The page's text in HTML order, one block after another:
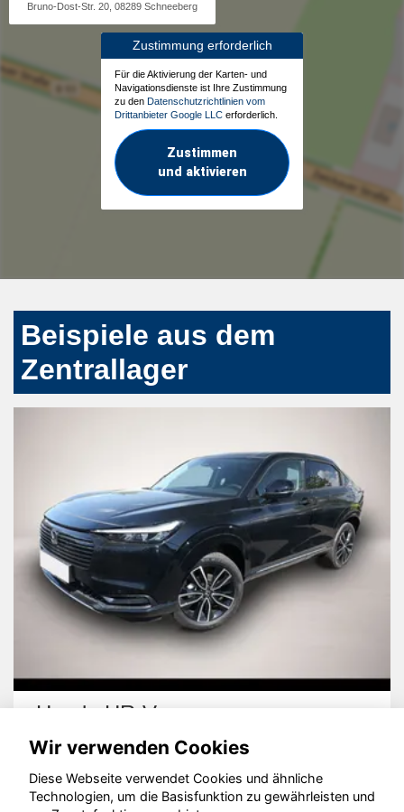
Bruno-Dost-Str. 20, 08289 Schneeberg
Zustimmung erforderlich
Für die Aktivierung der Karten- und
Navigationsdienste ist Ihre Zustimmung
zu den Datenschutzrichtlinien vom
Drittanbieter Google LLC erforderlich.
Zustimmen
und aktivieren
Beispiele aus dem
Zentrallager
Honda HR-V
Wir verwenden Cookies
Diese Webseite verwendet Cookies und ähnliche
Technologien, um die Basisfunktion zu gewährleisten und